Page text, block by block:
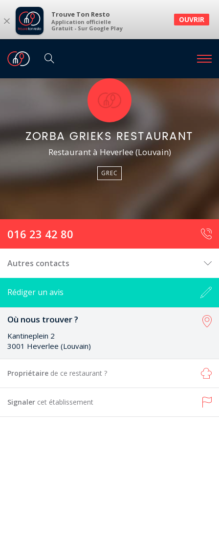
× Trouve Ton Resto
Application officielle
Gratuit - Sur Google Play
OUVRIR
ZORBA GRIEKS RESTAURANT
Restaurant à Heverlee (Louvain)
GREC
016 23 42 80
Autres contacts
Rédiger un avis
Où nous trouver ?
Kantineplein 2
3001 Heverlee (Louvain)
Propriétaire de ce restaurant ?
Signaler cet établissement